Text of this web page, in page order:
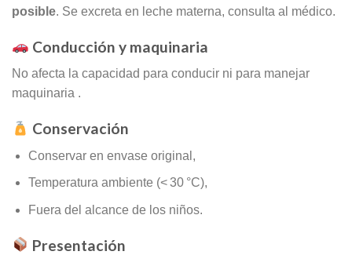
posible. Se excreta en leche materna, consulta al médico.
Conducción y maquinaria
No afecta la capacidad para conducir ni para manejar
maquinaria .
Conservación
Conservar en envase original,
Temperatura ambiente (< 30 °C),
Fuera del alcance de los niños.
Presentación